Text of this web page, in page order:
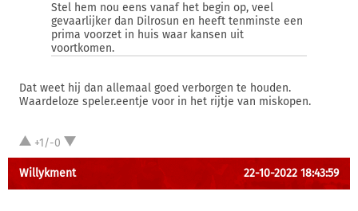
Stel hem nou eens vanaf het begin op, veel
gevaarlijker dan Dilrosun en heeft tenminste een
prima voorzet in huis waar kansen uit
voortkomen.
Dat weet hij dan allemaal goed verborgen te houden.
Waardeloze speler.eentje voor in het rijtje van miskopen.
+1/-0
Willykment 22-10-2022 18:43:59